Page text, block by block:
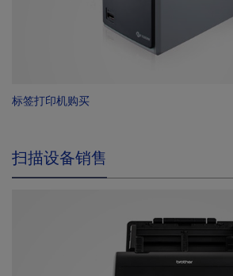
标签打印机购买
扫描设备销售